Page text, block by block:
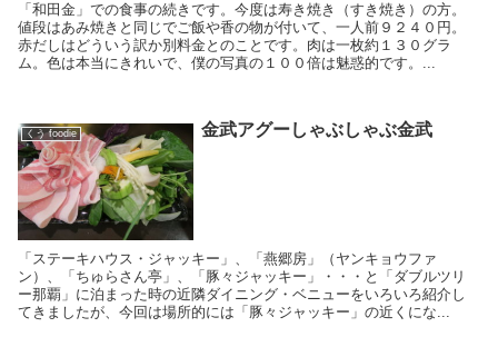
「和田金」での食事の続きです。今度は寿き焼き（すき焼き）の方。
値段はあみ焼きと同じでご飯や香の物が付いて、一人前９２４０円。
赤だしはどういう訳か別料金とのことです。肉は一枚約１３０グラ
ム。色は本当にきれいで、僕の写真の１００倍は魅惑的です。...
くう foodie 金武アグーしゃぶしゃぶ金武
「ステーキハウス・ジャッキー」、「燕郷房」（ヤンキョウファ
ン）、「ちゅらさん亭」、「豚々ジャッキー」・・・と「ダブルツリ
ー那覇」に泊まった時の近隣ダイニング・ベニューをいろいろ紹介し
てきましたが、今回は場所的には「豚々ジャッキー」の近くにな...